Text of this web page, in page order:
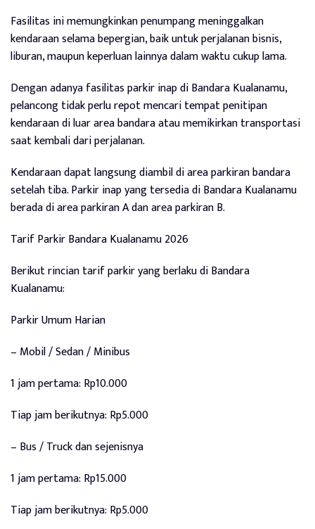
Fasilitas ini memungkinkan penumpang meninggalkan
kendaraan selama bepergian, baik untuk perjalanan bisnis,
liburan, maupun keperluan lainnya dalam waktu cukup lama.
Dengan adanya fasilitas parkir inap di Bandara Kualanamu,
pelancong tidak perlu repot mencari tempat penitipan
kendaraan di luar area bandara atau memikirkan transportasi
saat kembali dari perjalanan.
Kendaraan dapat langsung diambil di area parkiran bandara
setelah tiba. Parkir inap yang tersedia di Bandara Kualanamu
berada di area parkiran A dan area parkiran B.
Tarif Parkir Bandara Kualanamu 2026
Berikut rincian tarif parkir yang berlaku di Bandara
Kualanamu:
Parkir Umum Harian
– Mobil / Sedan / Minibus
1 jam pertama: Rp10.000
Tiap jam berikutnya: Rp5.000
– Bus / Truck dan sejenisnya
1 jam pertama: Rp15.000
Tiap jam berikutnya: Rp5.000